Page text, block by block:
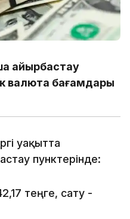
айырбастау
валюта бағамдары
уақытта
пунктерінде:
теңге, сату -